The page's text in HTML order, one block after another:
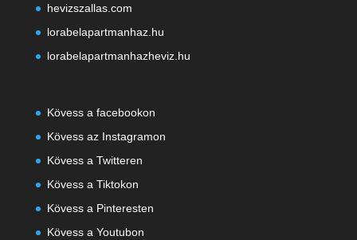
hevizszallas.com
lorabelapartmanhaz.hu
lorabelapartmanhazheviz.hu
Kövess a facebookon
Kövess az Instagramon
Kövess a Twitteren
Kövess a Tiktokon
Kövess a Pinteresten
Kövess a Youtubon